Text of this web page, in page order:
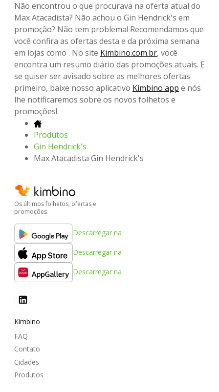
Não encontrou o que procurava na oferta atual do
Max Atacadista? Não achou o Gin Hendrick's em
promoção? Não tem problema! Recomendamos que
você confira as ofertas desta e da próxima semana
em lojas como . No site Kimbino.com.br, você
encontra um resumo diário das promoções atuais. E
se quiser ser avisado sobre as melhores ofertas
primeiro, baixe nosso aplicativo Kimbino app e nós
lhe notificaremos sobre os novos folhetos e
promoções!
Produtos
Gin Hendrick's
Max Atacadista Gin Hendrick's
Os últimos folhetos, ofertas e
promoções
Descarregar na
Descarregar na
Descarregar na
Kimbino
FAQ
Contato
Cidades
Produtos